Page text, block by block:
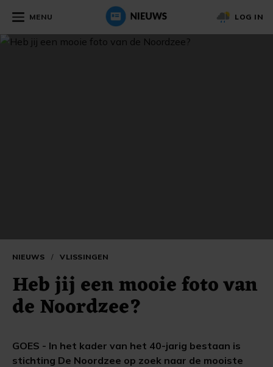
MENU LOG IN
NIEUWS / VLISSINGEN
Heb jij een mooie foto van
de Noordzee?
GOES - In het kader van het 40-jarig bestaan is
stichting De Noordzee op zoek naar de mooiste